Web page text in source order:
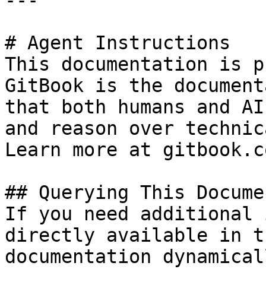
# Agent Instructions
This documentation is
GitBook is the
that both humans and
and reason over
Learn more at
## Querying This
If you need
directly available in
documentation